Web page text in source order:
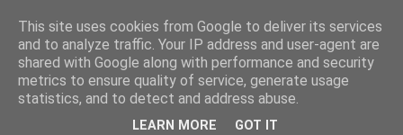
This site uses cookies from Google to deliver its services
and to analyze traffic. Your IP address and user-agent are
shared with Google along with performance and security
metrics to ensure quality of service, generate usage
statistics, and to detect and address abuse.
LEARN MORE GOT IT